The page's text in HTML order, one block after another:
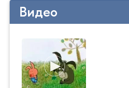
Видео